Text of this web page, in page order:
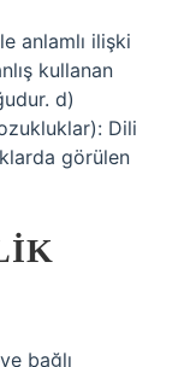
anlamlı ilişki
kullanan
d)
Dili
görülen
bağlı